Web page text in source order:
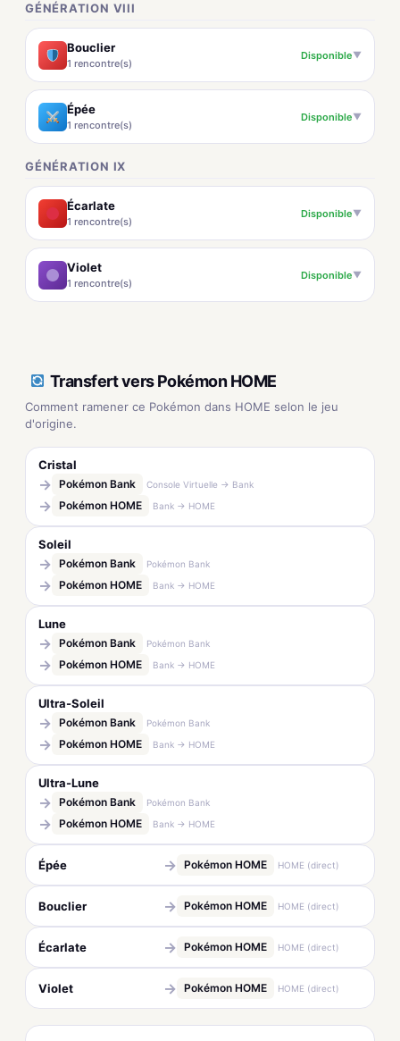
GÉNÉRATION VIII
Bouclier
1 rencontre(s)
Disponible▼
Épée
1 rencontre(s)
Disponible▼
GÉNÉRATION IX
Écarlate
1 rencontre(s)
Disponible▼
Violet
1 rencontre(s)
Disponible▼
Transfert vers Pokémon HOME
Comment ramener ce Pokémon dans HOME selon le jeu
d'origine.
Cristal
→ Pokémon Bank Console Virtuelle → Bank
→ Pokémon HOME Bank → HOME
Soleil
→ Pokémon Bank Pokémon Bank
→ Pokémon HOME Bank → HOME
Lune
→ Pokémon Bank Pokémon Bank
→ Pokémon HOME Bank → HOME
Ultra-Soleil
→ Pokémon Bank Pokémon Bank
→ Pokémon HOME Bank → HOME
Ultra-Lune
→ Pokémon Bank Pokémon Bank
→ Pokémon HOME Bank → HOME
Épée → Pokémon HOME HOME (direct)
Bouclier → Pokémon HOME HOME (direct)
Écarlate → Pokémon HOME HOME (direct)
Violet → Pokémon HOME HOME (direct)